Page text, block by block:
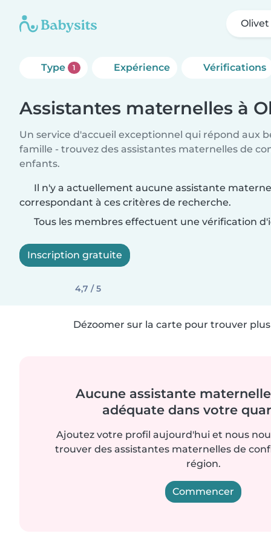
Olivet
Type 1 Expérience Vérifications
Assistantes maternelles à
Un service d'accueil exceptionnel qui répond aux
famille - trouvez des assistantes maternelles de
enfants.
Il n'y a actuellement aucune assistante
correspondant à ces critères de recherche.
Tous les membres effectuent une vérification
Inscription gratuite
4,7 / 5
Dézoomer sur la carte pour trouver
Aucune assistante
adéquate dans votre
Ajoutez votre profil aujourd'hui et nous
trouver des assistantes maternelles de
région.
Commencer